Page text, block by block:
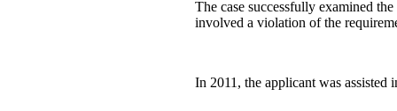
The case successfully examined
involved a violation of the
In 2011, the applicant was assisted